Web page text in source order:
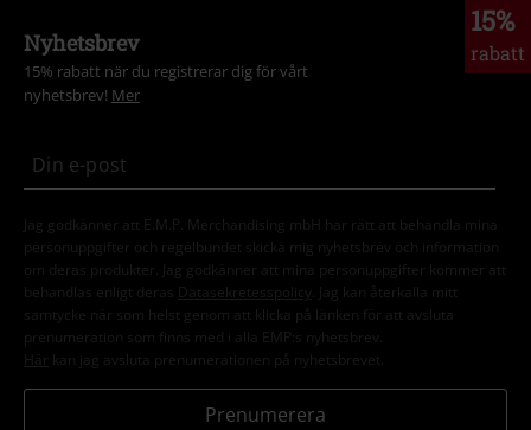
15%
rabatt
Nyhetsbrev
15% rabatt när du registrerar dig för vårt
nyhetsbrev! Mer
Jag godkänner att E.M.P. Merchandising mbH har rätt att behandla mina
personuppgifter och regelbundet skicka mig nyhetsbrev och information
om deras produkter. Jag godkänner att mina personuppgifter kommer att
behandlas enligt deras
Datasekretesspolicy
. Jag kan återkalla mitt
samtycke när som helst genom att klicka på länken för att avsluta
prenumeration som finns med i alla EMP:s nyhetsbrev.
Här kan jag avsluta prenumerationen på nyhetsbrevet.
Prenumerera